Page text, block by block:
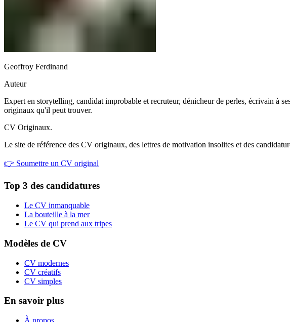
Geoffroy Ferdinand
Auteur
Expert en storytelling, candidat improbable et recruteur, dénicheur de perles, écrivain à
originaux qu'il peut trouver.
CV Originaux.
Le site de référence des CV originaux, des lettres de motivation insolites et des
👉 Soumettre un CV original
Top 3 des candidatures
Le CV inmanquable
La bouteille à la mer
Le CV qui prend aux tripes
Modèles de CV
CV modernes
CV créatifs
CV simples
En savoir plus
À propos